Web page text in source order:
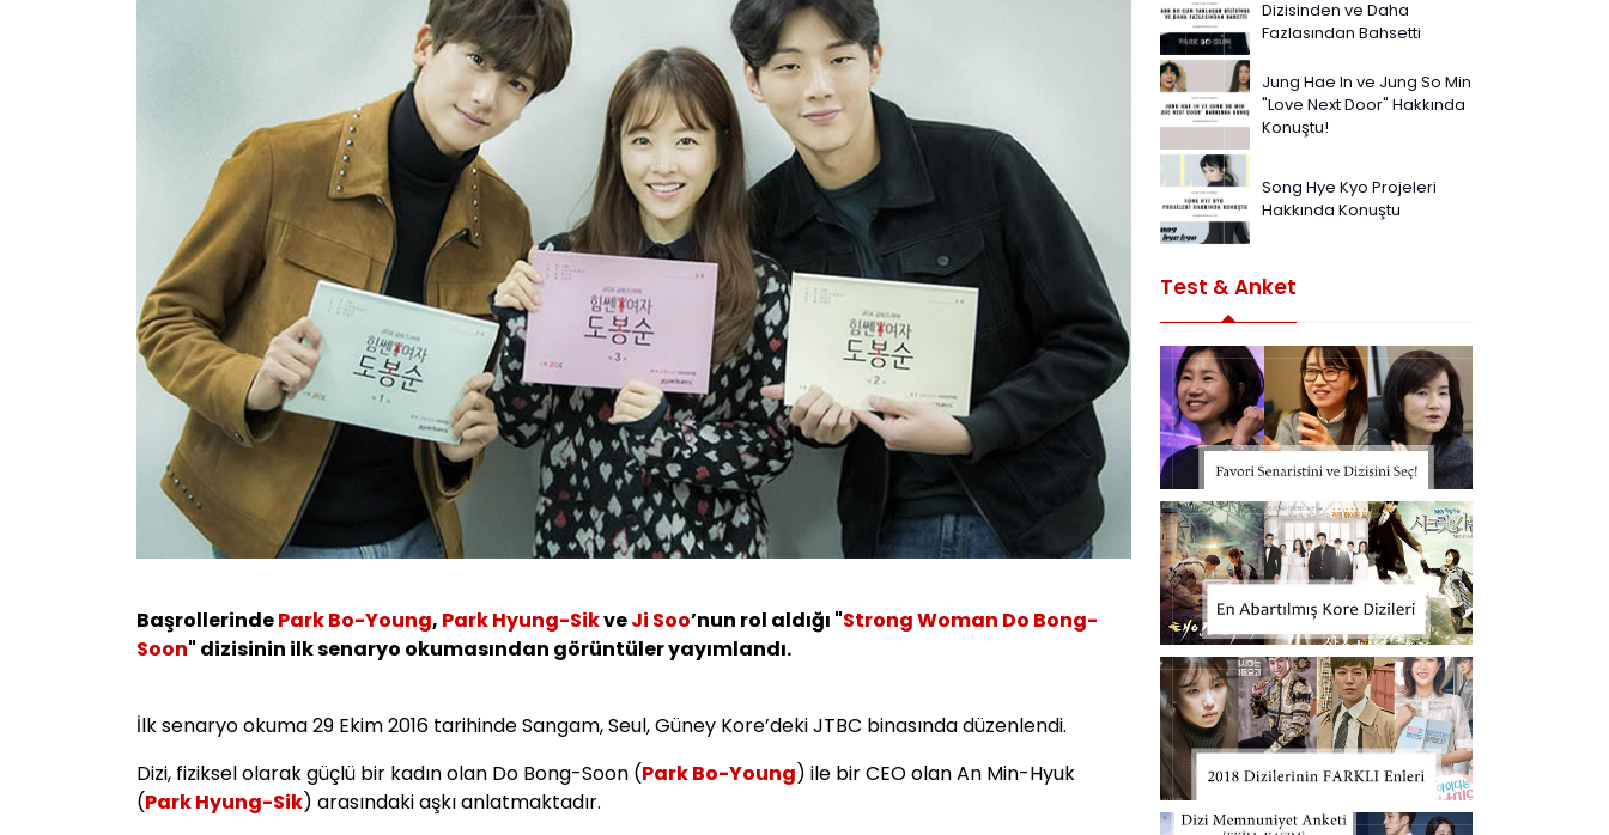
BaşrollerindePark Bo-Young, Park Hyung-SikveJi Soo’nun rol aldığı "Strong Woman Do Bong-
Soon" dizisinin ilk senaryo okumasından görüntüler yayımlandı.
İlk senaryo okuma 29 Ekim 2016 tarihinde Sangam, Seul, Güney Kore’deki JTBC binasında düzenlendi.
Dizi, fiziksel olarak güçlü bir kadın olan Do Bong-Soon (Park Bo-Young) ile bir CEO olan An Min-Hyuk
(Park Hyung-Sik) arasındaki aşkı anlatmaktadır.
Dizisinden ve Daha
Fazlasından Bahsetti
Jung Hae In ve Jung So Min
"Love Next Door" Hakkında
Konuştu!
Song Hye Kyo Projeleri
Hakkında Konuştu
Test & Anket